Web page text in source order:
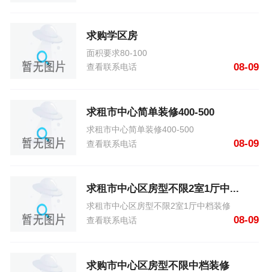
求购学区房
面积要求80-100
查看联系电话
08-09
求租市中心简单装修400-500
求租市中心简单装修400-500
查看联系电话
08-09
求租市中心区房型不限2室1厅中...
求租市中心区房型不限2室1厅中档装修
查看联系电话
08-09
求购市中心区房型不限中档装修